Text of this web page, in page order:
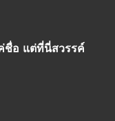
ชื่อ แต่ที่นี่สวรรค์